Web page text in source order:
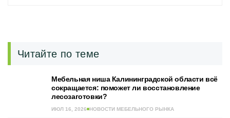
Читайте по теме
Мебельная ниша Калининградской области всё
сокращается: поможет ли восстановление
лесозаготовки?
ИЮЛ 16, 2026 НОВОСТИ МЕБЕЛЬНОГО РЫНКА